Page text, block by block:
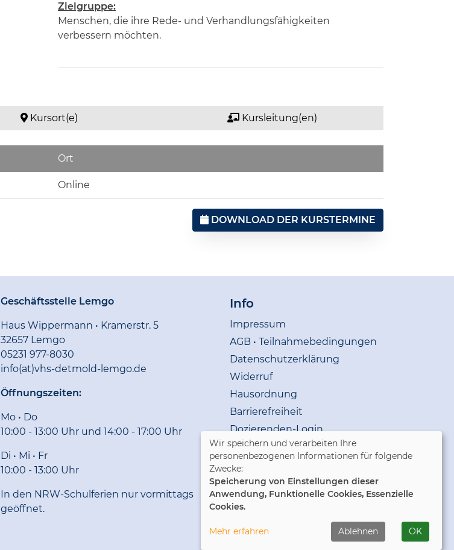
Zielgruppe:
Menschen, die ihre Rede- und Verhandlungsfähigkeiten
verbessern möchten.
Kursort(e) Kursleitung(en)
Ort
Online
DOWNLOAD DER KURSTERMINE
Geschäftsstelle Lemgo
Haus Wippermann • Kramerstr. 5
32657 Lemgo
05231 977-8030
info(at)vhs-detmold-lemgo.de
Öffnungszeiten:
Mo • Do
10:00 - 13:00 Uhr und 14:00 - 17:00 Uhr
Di • Mi • Fr
10:00 - 13:00 Uhr
In den NRW-Schulferien nur vormittags
geöffnet.
Info
Impressum
AGB • Teilnahmebedingungen
Datenschutzerklärung
Widerruf
Hausordnung
Barrierefreiheit
Dozierenden-Login
Cookie Einstellungen
WIDERRUFSFORMULAR
Wir speichern und verarbeiten Ihre
personenbezogenen Informationen für folgende
Zwecke:
Speicherung von Einstellungen dieser
Anwendung, Funktionelle Cookies, Essenzielle
Cookies.
Mehr erfahren Ablehnen OK